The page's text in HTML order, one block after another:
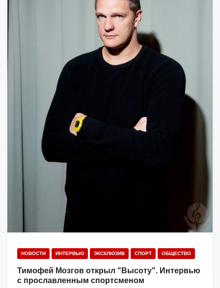
НОВОСТИ ИНТЕРВЬЮ ЭКСКЛЮЗИВ СПОРТ ОБЩЕСТВО
Тимофей Мозгов открыл "Высоту". Интервью
с прославленным спортсменом